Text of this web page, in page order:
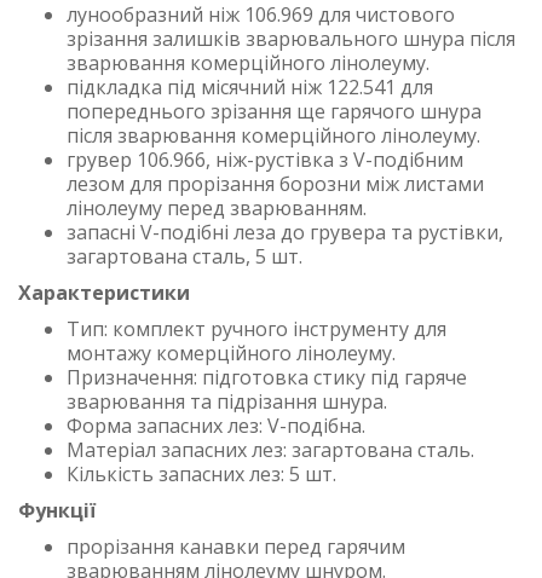
лунообразний ніж 106.969 для чистового
зрізання залишків зварювального шнура після
зварювання комерційного лінолеуму.
підкладка під місячний ніж 122.541 для
попереднього зрізання ще гарячого шнура
після зварювання комерційного лінолеуму.
грувер 106.966, ніж-рустівка з V-подібним
лезом для прорізання борозни між листами
лінолеуму перед зварюванням.
запасні V-подібні леза до грувера та рустівки,
загартована сталь, 5 шт.
Характеристики
Тип: комплект ручного інструменту для
монтажу комерційного лінолеуму.
Призначення: підготовка стику під гаряче
зварювання та підрізання шнура.
Форма запасних лез: V-подібна.
Матеріал запасних лез: загартована сталь.
Кількість запасних лез: 5 шт.
Функції
прорізання канавки перед гарячим
зварюванням лінолеуму шнуром.